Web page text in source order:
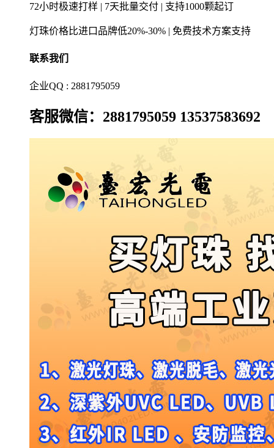
72小时极速打样 | 7天批量交付 | 支持1000颗起订
灯珠价格比进口品牌低20%-30% | 免费技术方案支持
联系我们
企业QQ : 2881795059
客服微信：2881795059 13537583692